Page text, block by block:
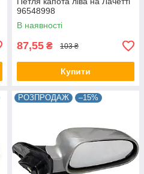
96548998
В наявності
87,55 ₴ 103 ₴
Купити
РОЗПРОДАЖ –15%